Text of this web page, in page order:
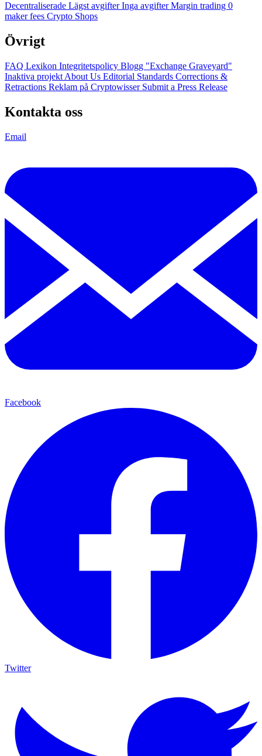
Decentraliserade Lägst avgifterInga avgifterMargin trading 0
maker fees Crypto Shops
Övrigt
FAQ Lexikon Integritetspolicy Blogg "Exchange Graveyard"
Inaktiva projekt About Us Editorial Standards Corrections &
Retractions Reklam på Cryptowisser Submit a Press Release
Kontakta oss
Email
Facebook
Twitter